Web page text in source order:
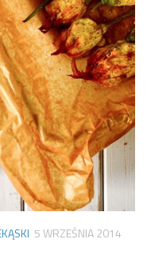
5 WRZEŚNIA 2014